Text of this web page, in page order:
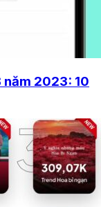
năm 2023: 10